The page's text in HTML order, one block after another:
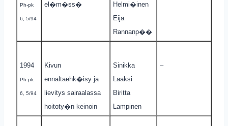
Ph-pk
6, 5/94
el�m�ss�
Helmi�inen
Eija
Rannanp��
1994
Ph-pk
6, 5/94
Kivun
ennaltaehk�isy ja
lievitys sairaalassa
hoitoty�n keinoin
Sinikka
Laaksi
Biritta
Lampinen
–